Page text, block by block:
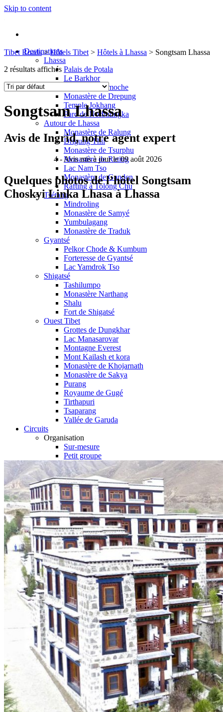
Skip to content
Destinations
Lhassa
Palais de Potala
Le Barkhor
Temple de Ramoche
Monastère de Drepung
Temple Jokhang
Parc de Norbulingka
Autour de Lhassa
Monastère de Ralung
Drigung Thil
Monastère de Tsurphu
Monastère de Reting
Lac Nam Tso
Monastère de Ganden
Rafting à Tolong Chu
Tsétang
Mindroling
Monastère de Samyé
Yumbulagang
Monastère de Traduk
Gyantsé
Pelkor Chode & Kumbum
Forteresse de Gyantsé
Lac Yamdrok Tso
Shigatsé
Tashilumpo
Monastère Narthang
Shalu
Fort de Shigatsé
Ouest Tibet
Grottes de Dungkhar
Lac Manasarovar
Montagne Everest
Mont Kailash et kora
Monastère de Khojarnath
Monastère de Sakya
Purang
Royaume de Gugé
Tirthapuri
Tsaparang
Vallée de Garuda
Circuits
Organisation
Sur-mesure
Petit groupe
Ambiance
Trek et randonnées
Les Grands Classiques
Culture et festivals
Nature
Voyage à vélo
Quand partir ?
Printemps
Eté
Automne
Hiver
Infos pratiques
Préparer son voyage
Hôtels partenaires
Visa et permis de voyage au Tibet
Vols en avion au Tibet
Prendre le train vers le Tibet
Quand partir au Tibet ?
Mal d’altitude au Tibet
Festivals au Tibet
Histoire du Tibet
Bouddhisme tibétain
Vidéos du Tibet
Notre agence
Notre agence au Tibet
Réseau Asian Roads
Garanties et engagements Asian Roads
Avis de nos voyageurs
Tibet Roads > Hôtels Tibet > Hôtels à Lhassa > Songtsam Lhassa
2 résultats affichés
Songtsam Lhassa
Avis de Ingrid, notre agent expert
4- Avis mis à jour le 09 août 2026
Quelques photos de l’hôtel Songtsam
Choskyi Linka Lhasa à Lhassa